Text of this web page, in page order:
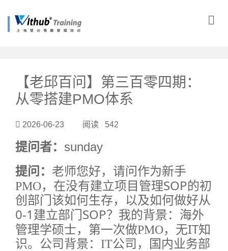
【老邱百问】第三百零四期：
从零搭建PMO体系
2026-06-23 阅读 542
提问者： sunday
提问： 老师您好，请问作为新手
PMO，在没有建立项目管理SOP的初
创部门该如何生存，以及如何做好从
0-1 建立部门 SOP？ 我的背景：海外
管理学硕士，第一次做PMO，无IT知
识。 公司背景： IT公司，国内业务部